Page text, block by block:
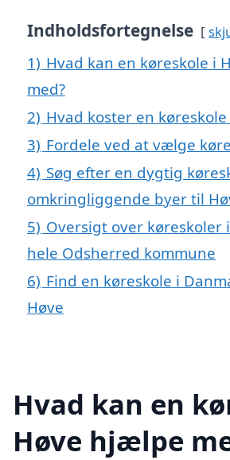
Indholdsfortegnelse
1) Hvad kan en køreskole i
med?
2) Hvad koster en køreskole
3) Fordele ved at vælge
4) Søg efter en dygtig
omkringliggende byer til
5) Oversigt over køreskoler
hele Odsherred kommune
6) Find en køreskole i
Høve
Hvad kan en
Høve hjælpe